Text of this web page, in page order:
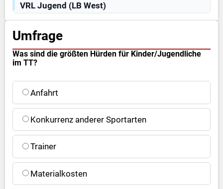
VRL Jugend (LB West)
Umfrage
Was sind die größten Hürden für Kinder/Jugendliche
im TT?
Antwort auswählen
Anfahrt
Konkurrenz anderer Sportarten
Trainer
Materialkosten